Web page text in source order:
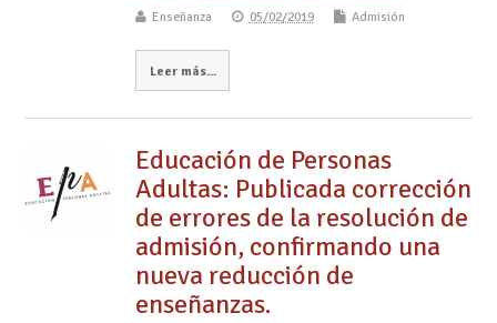
Enseñanza 05/02/2019 Admisión
Leer más...
Educación de Personas
Adultas: Publicada corrección
de errores de la resolución de
admisión, confirmando una
nueva reducción de
enseñanzas.